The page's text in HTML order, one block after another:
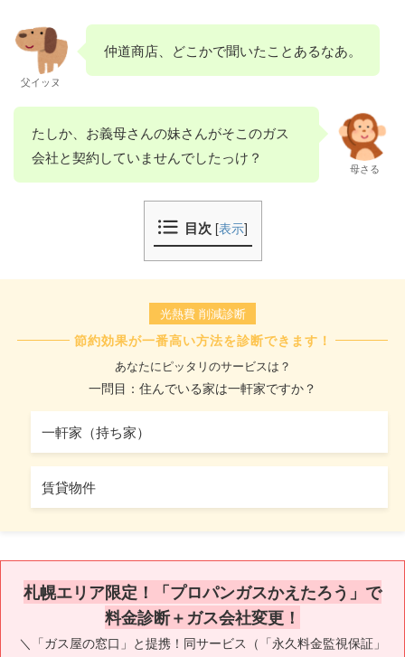
父イッヌ
仲道商店、どこかで聞いたことあるなあ。
たしか、お義母さんの妹さんがそこのガス
会社と契約していませんでしたっけ？
母さる
目次 [表示]
光熱費 削減診断
節約効果が一番高い方法を診断できます！
あなたにピッタリのサービスは？
一問目：住んでいる家は一軒家ですか？
一軒家（持ち家）
賃貸物件
札幌エリア限定！「プロパンガスかえたろう」で
料金診断＋ガス会社変更！
＼「ガス屋の窓口」と提携！同サービス（「永久料金監視保証」